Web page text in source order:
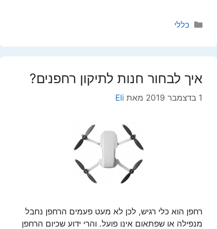
קטגוריות
כללי
איך לבחור חנות לתיקון רחפנים?
1 בדצמבר 2019 מאת Eli
רחפן הוא כלי רגיש, לכן לא מעט פעמים הרחפן נחבל
מנפילה או שפתאום אינו פועל. והרי ידוע שכיום הרחפן